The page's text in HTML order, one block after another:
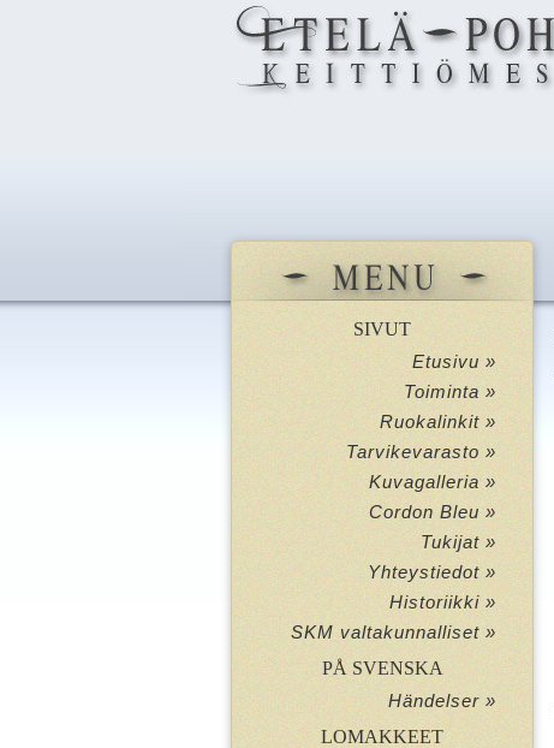
SIVUT
Etusivu »
Toiminta »
Ruokalinkit »
Tarvikevarasto »
Kuvagalleria »
Cordon Bleu »
Tukijat »
Yhteystiedot »
Historiikki »
SKM valtakunnalliset »
PÅ SVENSKA
Händelser »
LOMAKKEET